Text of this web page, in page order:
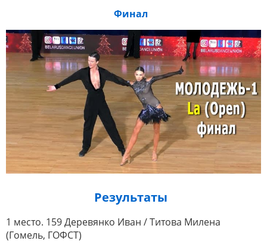
Финал
Результаты
1 место. 159 Деревянко Иван / Титова Милена
(Гомель, ГОФСТ)